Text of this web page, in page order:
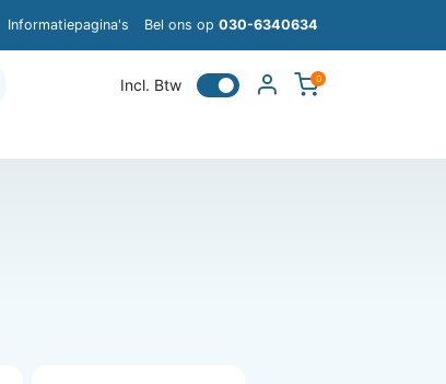
Informatiepagina's Bel ons op 030-6340634
Incl. Btw 0